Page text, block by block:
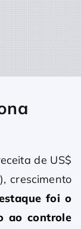
de US$
crescimento
foi o
ao controle